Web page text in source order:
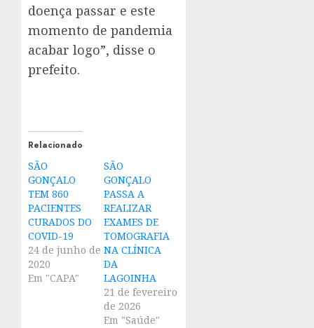
doença passar e este
momento de pandemia
acabar logo”, disse o
prefeito.
Relacionado
SÃO
GONÇALO
TEM 860
PACIENTES
CURADOS DO
COVID-19
24 de junho de
2020
Em "CAPA"
SÃO
GONÇALO
PASSA A
REALIZAR
EXAMES DE
TOMOGRAFIA
NA CLÍNICA
DA
LAGOINHA
21 de fevereiro
de 2026
Em "Saúde"